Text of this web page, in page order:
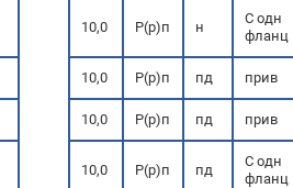
10,0 Р(р)п н
С одн
фланц
10,0 Р(р)п пд прив
10,0 Р(р)п пд прив
10,0 Р(р)п пд
С одн
фланц